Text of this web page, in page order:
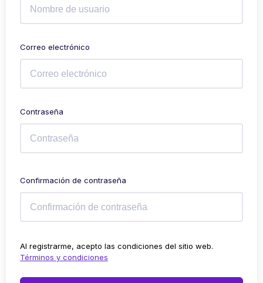
Correo electrónico
Contraseña
Confirmación de contraseña
Al registrarme, acepto las condiciones del sitio web.
Términos y condiciones